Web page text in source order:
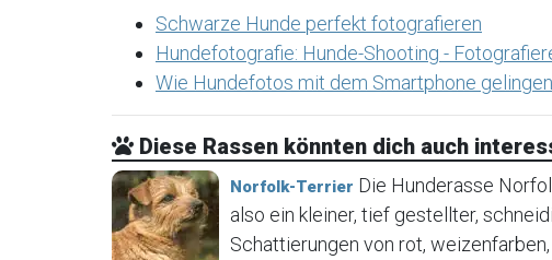
Schwarze Hunde perfekt fotografieren
Hundefotografie: Hunde-Shooting -
Wie Hundefotos mit dem Smartphone gelingen
Diese Rassen könnten dich auch
Norfolk-Terrier Die Hunderasse
also ein kleiner, tief gestellter,
Schattierungen von rot,